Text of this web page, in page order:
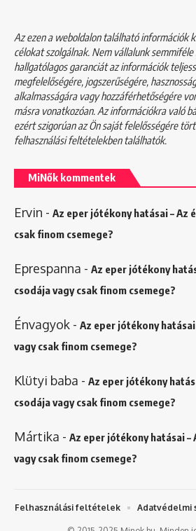
Az ezen a weboldalon található információk
célokat szolgálnak. Nem vállalunk
hallgatólagos garanciát az információk
megfelelőségére, jogszerűségére,
alkalmasságára vagy hozzáférhetőségére
másra vonatkozóan. Az információkra való
ezért szigorúan az Ön saját felelősségére
felhasználási feltételekbentalálhatók.
MiNők kommentek
Ervin - Az eper jótékony hatásai – Az
csak finom csemege?
Eprespanna - Az eper jótékony
csodája vagy csak finom csemege?
Énvagyok - Az eper jótékony
vagy csak finom csemege?
Klütyi baba - Az eper jótékony
csodája vagy csak finom csemege?
Mártika - Az eper jótékony hatásai –
vagy csak finom csemege?
Felhasználási feltételek Adatvédelmi